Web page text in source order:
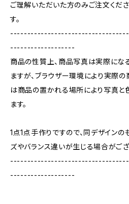
ご理解いただいた方のみご注文くだ
す。
-------------------
商品の性質上、商品写真は実際にな
ますが、ブラウザー環境により実際
は商品の置かれる場所により写真
ます。
1点1点手作りですので、同デザイン
ズやバランス違いが生じる場合がござ
-------------------